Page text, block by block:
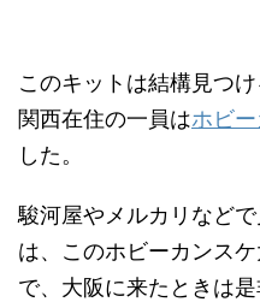
このキットは結構見つ
関西在住の一員はホビ
した。
駿河屋やメルカリなど
は、このホビーカンス
で、大阪に来たときは是